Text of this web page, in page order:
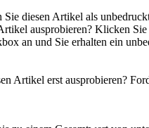
Sie diesen Artikel als
ausprobieren? Klicken Sie
an und Sie erhalten ein
Artikel erst ausprobieren?